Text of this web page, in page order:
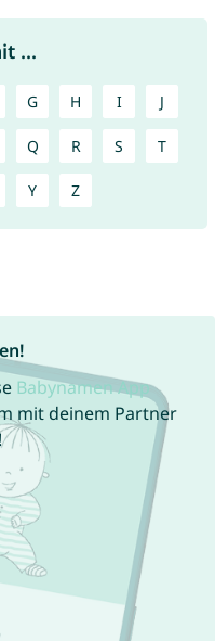
...
G H I J
Q R S T
Y Z
Babynamen App
mit deinem Partner